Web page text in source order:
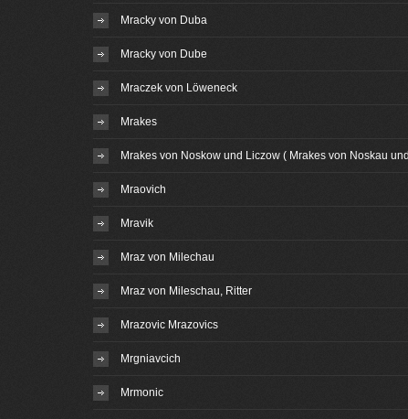
Mracky von Duba
Mracky von Dube
Mraczek von Löweneck
Mrakes
Mrakes von Noskow und Liczow ( Mrakes von Noskau
Mraovich
Mravik
Mraz von Milechau
Mraz von Mileschau, Ritter
Mrazovic Mrazovics
Mrgniavcich
Mrmonic